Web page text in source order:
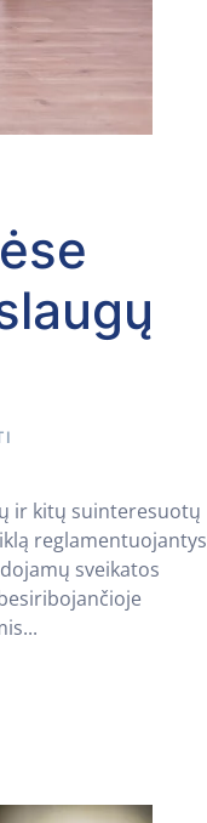
ir kitų suinteresuotų
reglamentuojantys
sveikatos